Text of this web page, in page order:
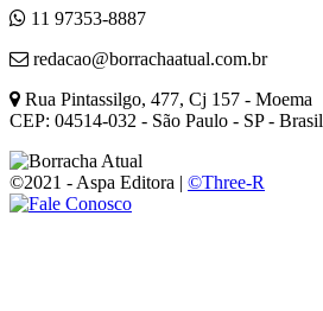
11 97353-8887
redacao@borrachaatual.com.br
Rua Pintassilgo, 477, Cj 157 - Moema
CEP: 04514-032 - São Paulo - SP - Brasil
©2021 - Aspa Editora | ©Three-R